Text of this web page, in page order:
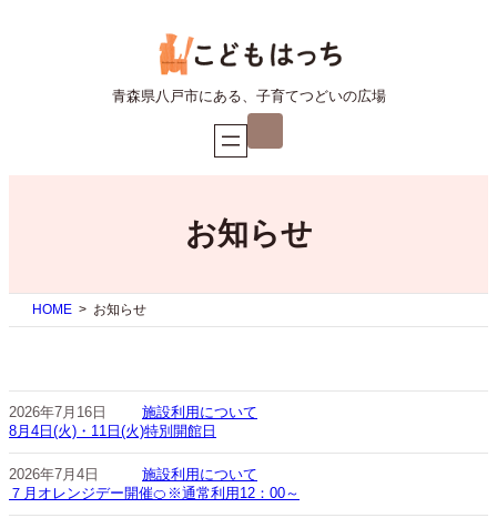
青森県八戸市にある、子育てつどいの広場
ア
コ
ン
お知らせ
HOME お知らせ
2026年7月16日
施設利用について
8月4日(火)・11日(火)特別開館日
2026年7月4日
施設利用について
７月オレンジデー開催🍊※通常利用12：00～